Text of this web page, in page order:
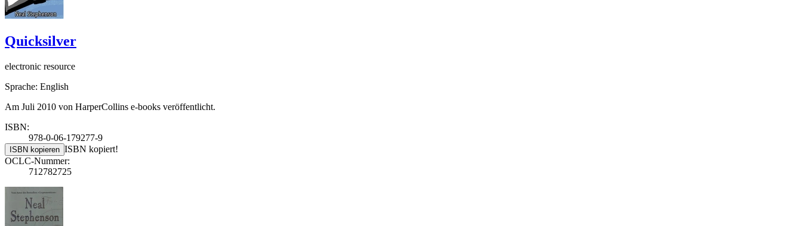
Quicksilver
electronic resource
Sprache: English
Am Juli 2010 von HarperCollins e-books veröffentlicht.
ISBN:
978-0-06-179277-9
ISBN kopieren ISBN kopiert!
OCLC-Nummer:
712782725